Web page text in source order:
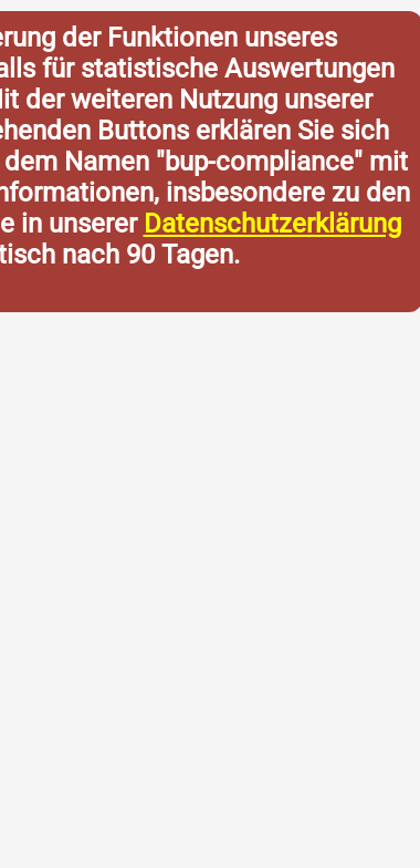
der Funktionen unseres
für statistische Auswertungen
der weiteren Nutzung unserer
Buttons erklären Sie sich
Namen "bup-compliance" mit
insbesondere zu den
in unserer Datenschutzerklärung
nach 90 Tagen.